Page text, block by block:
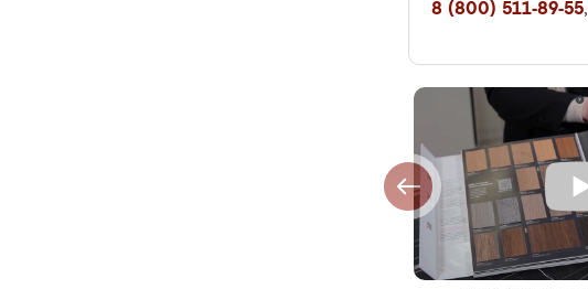
8 (800) 511-89-55,